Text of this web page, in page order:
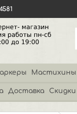
Мастихины
Доставка Скидки